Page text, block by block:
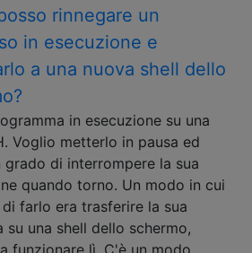
rinnegare un
in esecuzione e
a una nuova shell dello
in esecuzione su una
Voglio metterlo in pausa ed
grado di interrompere la sua
quando torno. Un modo in cui
farlo era trasferire la sua
su una shell dello schermo,
funzionare lì. C'è un modo